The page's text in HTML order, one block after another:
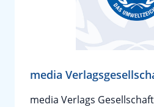
media
media Verlags